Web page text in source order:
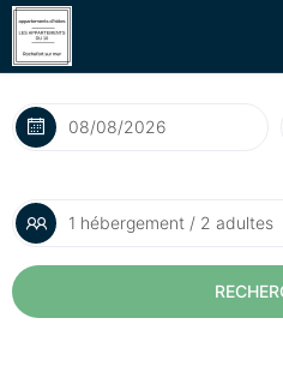
1 hébergement / 2 adultes